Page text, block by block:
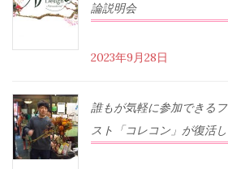
論説明会
2023年9月28日
誰もが気軽に参加できる
スト「コレコン」が復活